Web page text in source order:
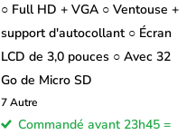
○ Full HD + VGA ○ Ventouse +
support d'autocollant ○ Écran
LCD de 3,0 pouces ○ Avec 32
Go de Micro SD
7Autre
Commandé avant 23h45 =